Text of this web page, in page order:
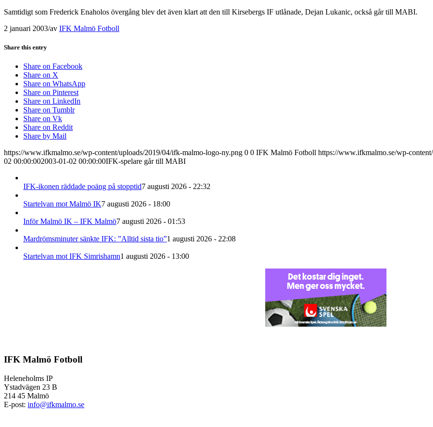
Samtidigt som Frederick Enaholos övergång blev det även klart att den till Kirsebergs IF utlånade, Dejan Lukanic, också går till MABI.
2 januari 2003/av IFK Malmö Fotboll
Share this entry
Share on Facebook
Share on X
Share on WhatsApp
Share on Pinterest
Share on LinkedIn
Share on Tumblr
Share on Vk
Share on Reddit
Share by Mail
https://www.ifkmalmo.se/wp-content/uploads/2019/04/ifk-malmo-logo-ny.png 0 0 IFK Malmö Fotboll https://www.ifkmalmo.se/wp-
02 00:00:002003-01-02 00:00:00IFK-spelare går till MABI
IFK-ikonen räddade poäng på stopptid7 augusti 2026 - 22:32
Startelvan mot Malmö IK7 augusti 2026 - 18:00
Inför Malmö IK – IFK Malmö7 augusti 2026 - 01:53
Mardrömsminuter sänkte IFK: ”Alltid sista tio”1 augusti 2026 - 22:08
Startelvan mot IFK Simrishamn1 augusti 2026 - 13:00
IFK Malmö Fotboll
Heleneholms IP
Ystadvägen 23 B
214 45 Malmö
E-post: info@ifkmalmo.se